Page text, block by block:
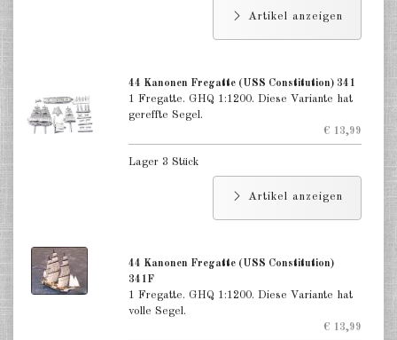
Artikel anzeigen
44 Kanonen Fregatte (USS Constitution) 341
1 Fregatte. GHQ 1:1200. Diese Variante hat
gereffte Segel.
€ 13,99
Lager 3 Stück
Artikel anzeigen
44 Kanonen Fregatte (USS Constitution)
341F
1 Fregatte. GHQ 1:1200. Diese Variante hat
volle Segel.
€ 13,99